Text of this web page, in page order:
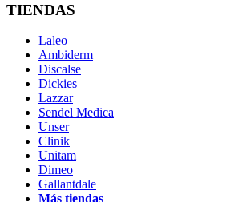
TIENDAS
Laleo
Ambiderm
Discalse
Dickies
Lazzar
Sendel Medica
Unser
Clinik
Unitam
Dimeo
Gallantdale
Más tiendas